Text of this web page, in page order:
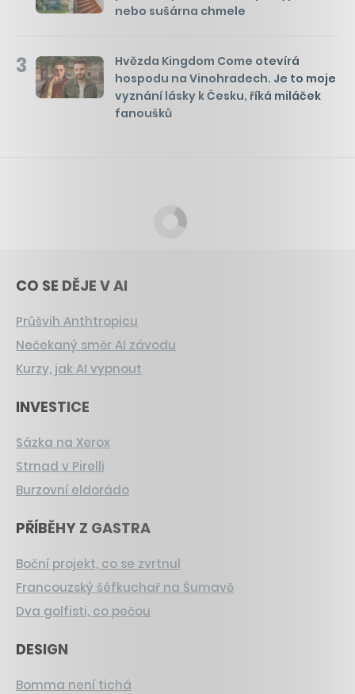
nebo sušárna chmele
3
Hvězda Kingdom Come otevírá
hospodu na Vinohradech. Je to moje
vyznání lásky k Česku, říká miláček
fanoušků
CO SE DĚJE V AI
Průšvih Anthtropicu
Nečekaný směr AI závodu
Kurzy, jak AI vypnout
INVESTICE
Sázka na Xerox
Strnad v Pirelli
Burzovní eldorádo
PŘÍBĚHY Z GASTRA
Boční projekt, co se zvrtnul
Francouzský šéfkuchař na Šumavě
Dva golfisti, co pečou
DESIGN
Bomma není tichá